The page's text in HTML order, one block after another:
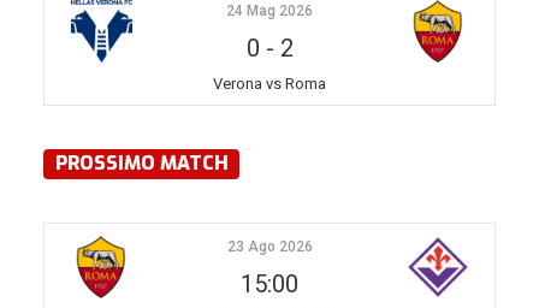
24 Mag 2026
0 - 2
Verona vs Roma
PROSSIMO MATCH
23 Ago 2026
15:00